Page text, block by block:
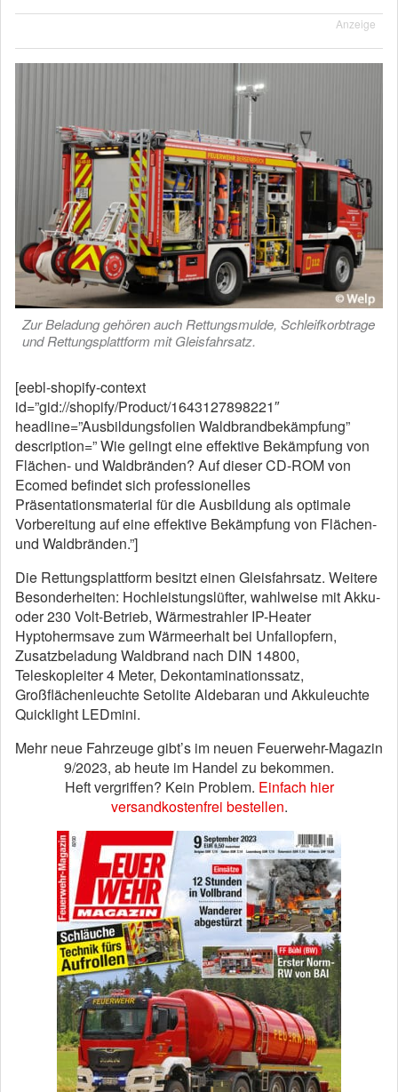
Anzeige
Zur Beladung gehören auch Rettungsmulde, Schleifkorbtrage
und Rettungsplattform mit Gleisfahrsatz.
[eebl-shopify-context
id=”gid://shopify/Product/1643127898221″
headline=”Ausbildungsfolien Waldbrandbekämpfung”
description=” Wie gelingt eine effektive Bekämpfung von
Flächen- und Waldbränden? Auf dieser CD-ROM von
Ecomed befindet sich professionelles
Präsentationsmaterial für die Ausbildung als optimale
Vorbereitung auf eine effektive Bekämpfung von Flächen-
und Waldbränden.”]
Die Rettungsplattform besitzt einen Gleisfahrsatz. Weitere
Besonderheiten: Hochleistungslüfter, wahlweise mit Akku-
oder 230 Volt-Betrieb, Wärmestrahler IP-Heater
Hyptohermsave zum Wärmeerhalt bei Unfallopfern,
Zusatzbeladung Waldbrand nach DIN 14800,
Teleskopleiter 4 Meter, Dekontaminationssatz,
Großflächenleuchte Setolite Aldebaran und Akkuleuchte
Quicklight LEDmini.
Mehr neue Fahrzeuge gibt’s im neuen Feuerwehr-Magazin
9/2023, ab heute im Handel zu bekommen.
Heft vergriffen? Kein Problem. Einfach hier
versandkostenfrei bestellen.